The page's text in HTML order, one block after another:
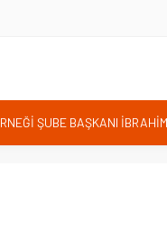
ŞUBE BAŞKANI
özgürlüğünün günüdür